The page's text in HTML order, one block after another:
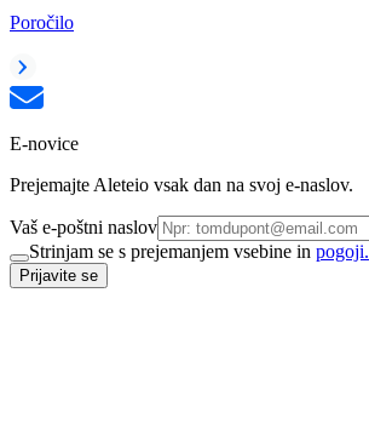
Poročilo
E-novice
Prejemajte Aleteio vsak dan na svoj e-naslov.
Vaš e-poštni naslov
Strinjam se s prejemanjem vsebine in pogoji.
Prijavite se